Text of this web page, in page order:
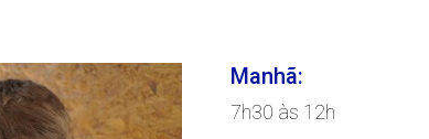
Manhã:
7h30 às 12h